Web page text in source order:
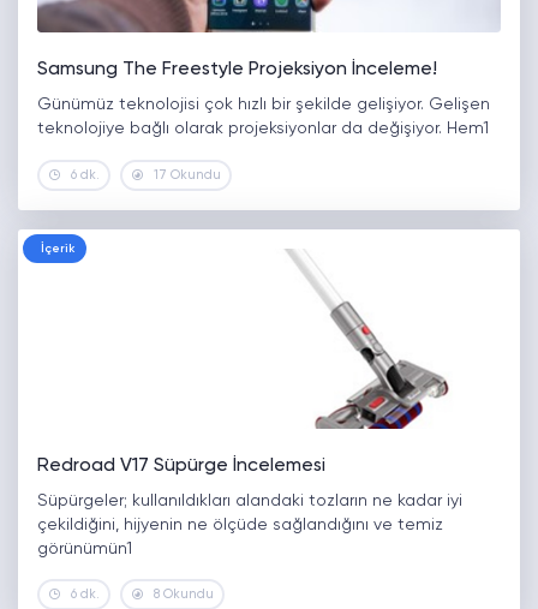
Samsung The Freestyle Projeksiyon İnceleme!
Günümüz teknolojisi çok hızlı bir şekilde gelişiyor. Gelişen
teknolojiye bağlı olarak projeksiyonlar da değişiyor. Hem1
6 dk. 17 Okundu
İçerik
Redroad V17 Süpürge İncelemesi
Süpürgeler; kullanıldıkları alandaki tozların ne kadar iyi
çekildiğini, hijyenin ne ölçüde sağlandığını ve temiz
görünümün1
6 dk. 8 Okundu